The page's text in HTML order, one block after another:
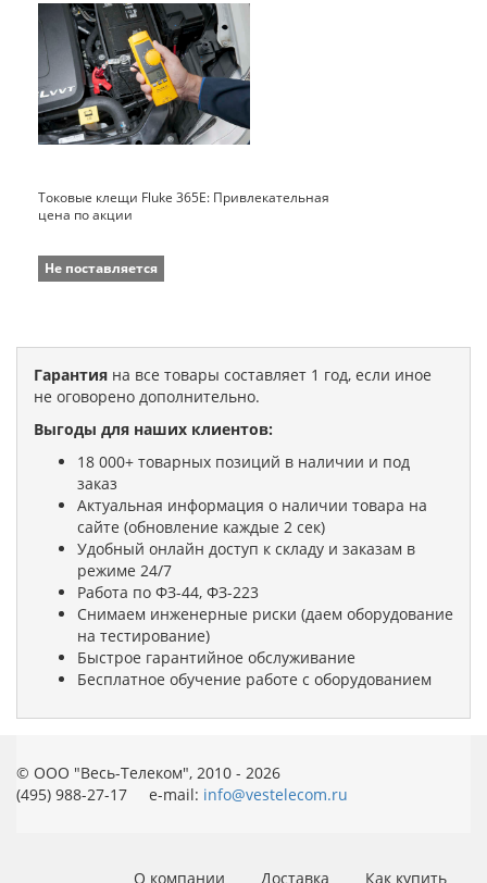
Токовые клещи Fluke 365E: Привлекательная
цена по акции
Не поставляется
Гарантия на все товары составляет 1 год, если иное
не оговорено дополнительно.
Выгоды для наших клиентов:
18 000+ товарных позиций в наличии и под
заказ
Актуальная информация о наличии товара на
сайте (обновление каждые 2 сек)
Удобный онлайн доступ к складу и заказам в
режиме 24/7
Работа по ФЗ-44, ФЗ-223
Снимаем инженерные риски (даем оборудование
на тестирование)
Быстрое гарантийное обслуживание
Бесплатное обучение работе с оборудованием
© ООО "Весь-Телеком", 2010 - 2026
(495) 988-27-17 e-mail: info@vestelecom.ru
О компании Доставка Как купить